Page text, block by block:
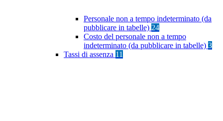
Personale non a tempo indeterminato (da
pubblicare in tabelle) 24
Costo del personale non a tempo
indeterminato (da pubblicare in tabelle) 3
Tassi di assenza 11